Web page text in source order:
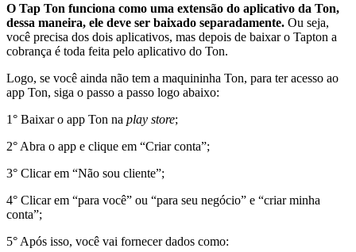
O Tap Ton funciona como uma extensão do aplicativo da Ton,
dessa maneira, ele deve ser baixado separadamente. Ou seja,
você precisa dos dois aplicativos, mas depois de baixar o Tapton a
cobrança é toda feita pelo aplicativo do Ton.
Logo, se você ainda não tem a maquininha Ton, para ter acesso ao
app Ton, siga o passo a passo logo abaixo:
1° Baixar o app Ton na play store;
2° Abra o app e clique em “Criar conta”;
3° Clicar em “Não sou cliente”;
4° Clicar em “para você” ou “para seu negócio” e “criar minha
conta”;
5° Após isso, você vai fornecer dados como: